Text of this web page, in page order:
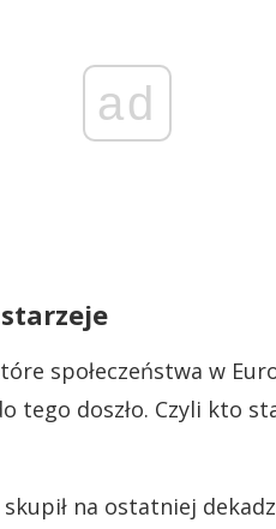
ad
społeczeństwa w
tego doszło. Czyli kto
na ostatniej